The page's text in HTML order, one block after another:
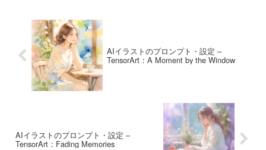
AIイラストのプロンプト・設定 –
TensorArt：A Moment by the Window
AIイラストのプロンプト・設定 –
TensorArt：Fading Memories